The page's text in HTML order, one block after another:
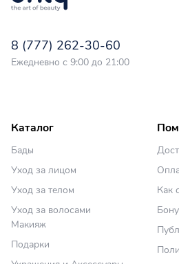
8 (777) 262-30-60
Ежедневно с 9:00 до 21:00
Каталог
Бады
Уход за лицом
Уход за телом
Уход за волосами
Макияж
Подарки
Как